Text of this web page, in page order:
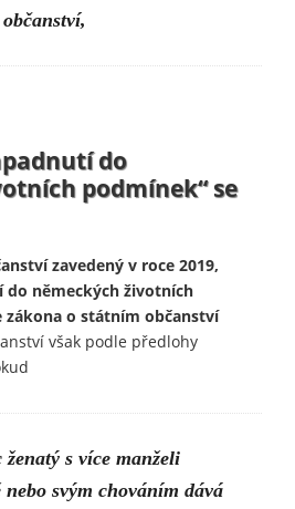
do
podmínek“ se
zavedený v roce 2019,
do německých životních
zákona o státním občanství
však podle předlohy
ženatý s více manželi
nebo svým chováním dává